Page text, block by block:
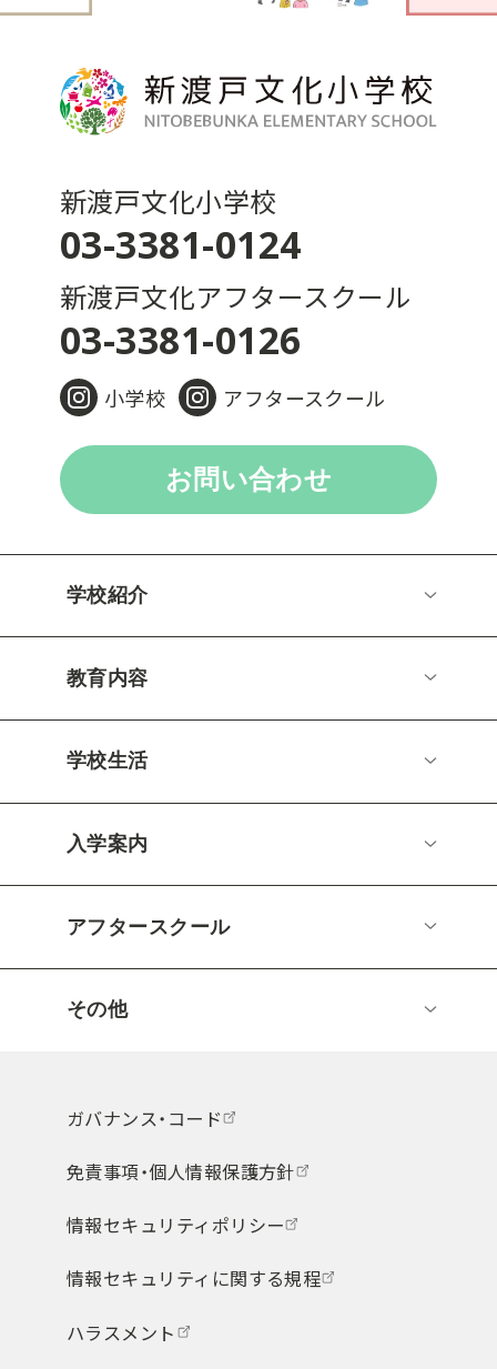
新渡戸文化小学校
03-3381-0124
新渡戸文化アフタースクール
03-3381-0126
小学校 アフタースクール
お問い合わせ
学校紹介
教育内容
学校生活
入学案内
アフタースクール
その他
ガバナンス・コード
免責事項・個人情報保護方針
情報セキュリティポリシー
情報セキュリティに関する規程
ハラスメント